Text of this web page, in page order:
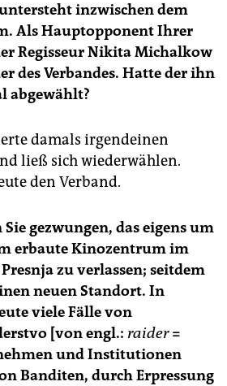
inzwischen dem
Als Hauptopponent Ihrer
Regisseur Nikita Michalkow
des Verbandes. Hatte der ihn
abgewählt?
damals irgendeinen
ließ sich wiederwählen.
den Verband.
gezwungen, das eigens um
erbaute Kinozentrum im
zu verlassen; seitdem
neuen Standort. In
viele Fälle von
[von engl.: raider =
und Institutionen
Banditen, durch Erpressung